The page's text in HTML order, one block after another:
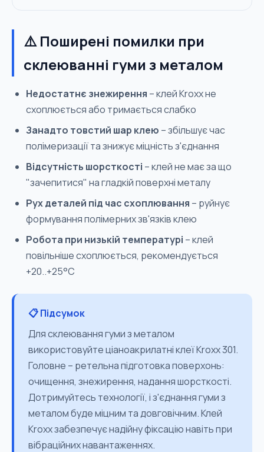
⚠️ Поширені помилки при
склеюванні гуми з металом
Недостатнє знежирення – клей Kroxx не
схоплюється або тримається слабко
Занадто товстий шар клею – збільшує час
полімеризації та знижує міцність з'єднання
Відсутність шорсткості – клей не має за що
"зачепитися" на гладкій поверхні металу
Рух деталей під час схоплювання – руйнує
формування полімерних зв'язків клею
Робота при низькій температурі – клей
повільніше схоплюється, рекомендується
+20..+25°C
📋 Підсумок
Для склеювання гуми з металом
використовуйте ціаноакрилатні клеї Kroxx 301.
Головне – ретельна підготовка поверхонь:
очищення, знежирення, надання шорсткості.
Дотримуйтесь технології, і з'єднання гуми з
металом буде міцним та довговічним. Клей
Kroxx забезпечує надійну фіксацію навіть при
вібраційних навантаженнях.